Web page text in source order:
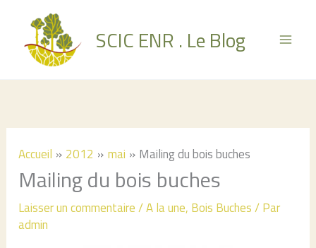
contenu
SCIC ENR . Le Blog
Accueil 2012 mai Mailing du bois buches
Mailing du bois buches
Laisser un commentaire/A la une, Bois Buches/ Par
admin